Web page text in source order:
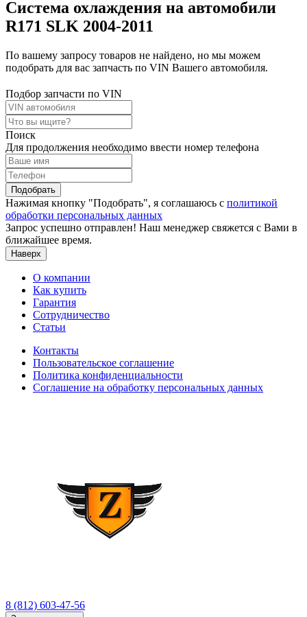
Система охлаждения на автомобили
R171 SLK 2004-2011
По вашему запросу товаров не найдено, но мы можем
подобрать для вас запчасть по VIN Вашего автомобиля.
Подбор запчасти по VIN
Поиск
Для продолжения необходимо ввести номер телефона
Подобрать
Нажимая кнопку "Подобрать", я соглашаюсь с политикой
обработки персональных данных
Запрос успешно отправлен! Наш менеджер свяжется с Вами в
ближайшее время.
Наверх
О компании
Как купить
Гарантия
Сотрудничество
Статьи
Контакты
Пользовательское соглашение
Политика конфиденциальности
Соглашение на обработку персональных данных
8 (812) 603-47-56